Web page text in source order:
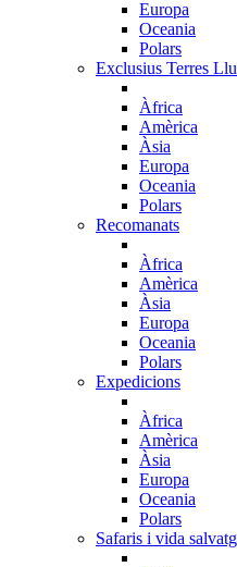
Europa
Oceania
Polars
Exclusius Terres
Àfrica
Amèrica
Àsia
Europa
Oceania
Polars
Recomanats
Àfrica
Amèrica
Àsia
Europa
Oceania
Polars
Expedicions
Àfrica
Amèrica
Àsia
Europa
Oceania
Polars
Safaris i vida